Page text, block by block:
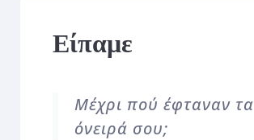
Είπαμε
Μέχρι πού έφταναν τα
όνειρά σου;